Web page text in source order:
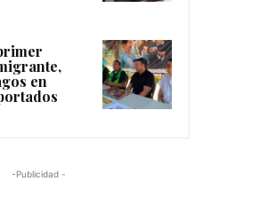
en
-Publicidad -